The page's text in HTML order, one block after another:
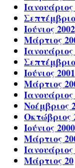
Ιανουάριος
Ιούνιος 2002
Μάρτιος
Ιανουάριος
Ιούνιος 2001
Μάρτιος
Ιανουάριος
Νοέμβριος
Οκτώβριος
Ιούνιος 2000
Μάρτιος
Ιανουάριος
Μάρτιος 20